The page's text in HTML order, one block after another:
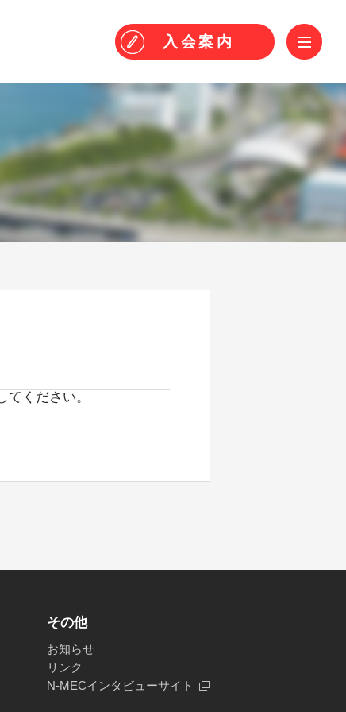
入会案内
ください。
その他
お知らせ
リンク
N-MECインタビューサイト